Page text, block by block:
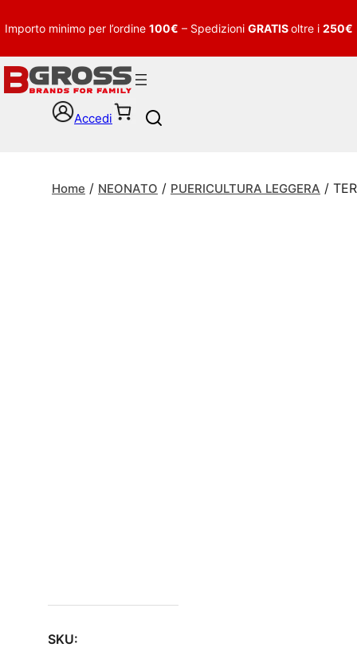
Importo minimo per l’ordine 100€ – Spedizioni GRATISoltre i 250€
Accedi
c
Home / NEONATO / PUERICULTURA LEGGERA /
SKU: